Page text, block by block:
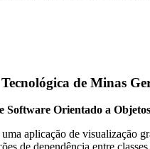
de Minas
Software Orientado a Objetos
aplicação de visualização
de dependência entre